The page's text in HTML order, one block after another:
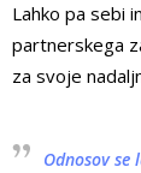
Lahko pa sebi
partnerskega
za svoje
Odnosov